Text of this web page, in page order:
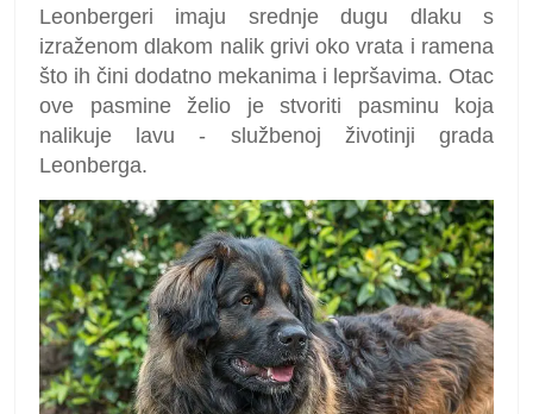
Leonbergeri imaju srednje dugu dlaku s
izraženom dlakom nalik grivi oko vrata i ramena
što ih čini dodatno mekanima i lepršavima. Otac
ove pasmine želio je stvoriti pasminu koja
nalikuje lavu - službenoj životinji grada
Leonberga.